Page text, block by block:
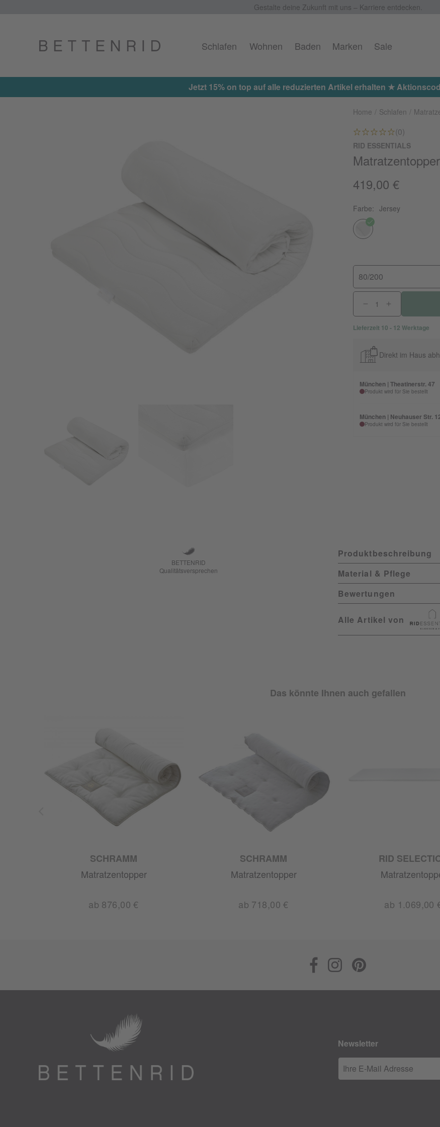
Gestalte deine Zukunft mit uns – Karriere entdecken.
Schlafen Wohnen Baden Marken Sale
Jetzt 15% on top auf alle reduzierten Artikel erhalten ★
Home Schlafen
(0)
RID ESSENTIALS
419,00 €
Farbe: Jersey
80/200
Lieferzeit 10 - 12 Werktage
Direkt im Haus
München | Theatinerstr. 47
Produkt wird für Sie bestellt
München | Neuhauser Str.
Produkt wird für Sie bestellt
BETTENRID
Qualitätsversprechen
Produktbeschreibung
Material & Pflege
Bewertungen
Alle Artikel von
Das könnte Ihnen auch gefallen
SCHRAMM
Matratzentopper
ab 876,00 €
SCHRAMM
Matratzentopper
ab 718,00 €
RID
ab 1.069,00
Newsletter
Ihre E-Mail Adresse